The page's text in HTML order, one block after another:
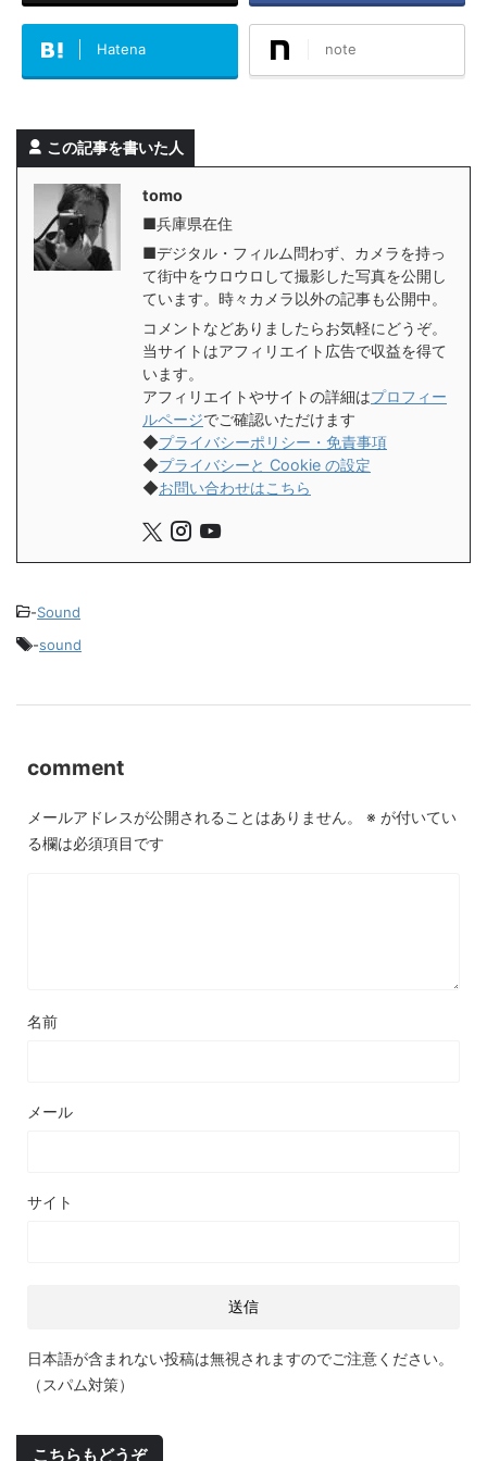
Hatena note
この記事を書いた人
tomo
■兵庫県在住
■デジタル・フィルム問わず、カメラを持っ
て街中をウロウロして撮影した写真を公開し
ています。時々カメラ以外の記事も公開中。
コメントなどありましたらお気軽にどうぞ。
当サイトはアフィリエイト広告で収益を得て
います。
アフィリエイトやサイトの詳細はプロフィー
ルページでご確認いただけます
◆プライバシーポリシー・免責事項
◆プライバシーと Cookie の設定
◆お問い合わせはこちら
-Sound
-sound
comment
メールアドレスが公開されることはありません。 ※ が付いてい
る欄は必須項目です
名前
メール
サイト
日本語が含まれない投稿は無視されますのでご注意ください。
（スパム対策）
こちらもどうぞ